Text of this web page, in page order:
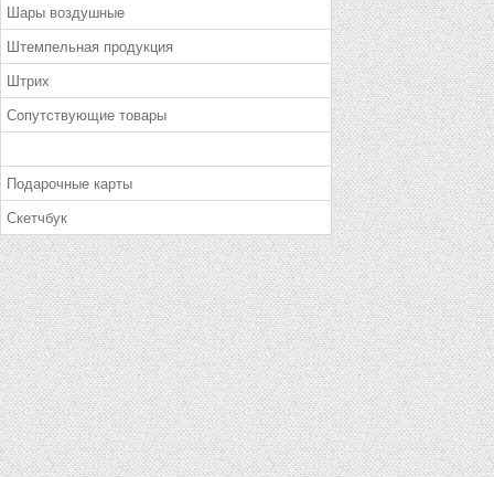
Шары воздушные
Штемпельная продукция
Штрих
Сопутствующие товары
Подарочные карты
Скетчбук